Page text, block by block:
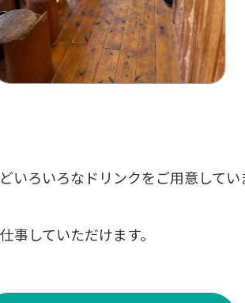
ろいろなドリンクをご用意してい
事していただけます。